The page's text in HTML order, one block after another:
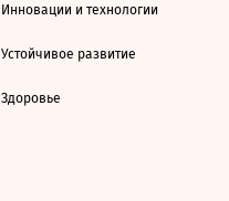
Инновации и технологии
Устойчивое развитие
Здоровье